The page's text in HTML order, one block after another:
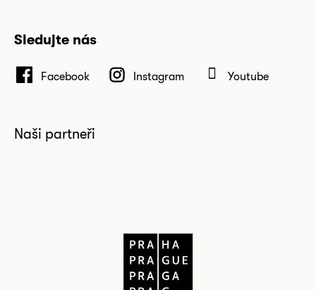
Sledujte nás
Facebook Instagram Youtube
Naši partneři